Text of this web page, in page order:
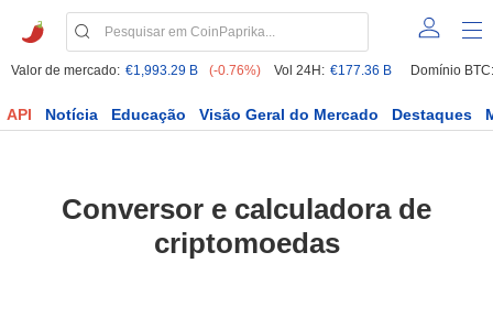
Valor de mercado: €1,993.29 B (-0.76%) Vol 24H: €177.36 B Domínio BTC:
API Notícia Educação Visão Geral do Mercado Destaques
Conversor e calculadora de
criptomoedas